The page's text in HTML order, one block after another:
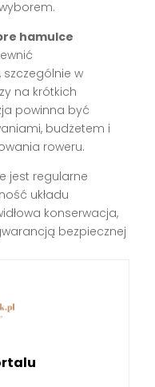
hamulce
w
na krótkich
powinna być
budżetem i
roweru.
jest regularne
układu
konserwacja,
bezpiecznej